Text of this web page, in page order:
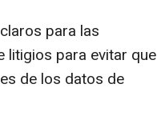
para las
litigios para evitar que
de los datos de